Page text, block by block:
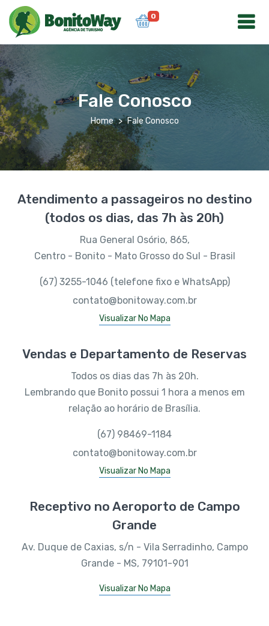
0
Fale Conosco
Home Fale Conosco
Atendimento a passageiros no destino
(todos os dias, das 7h às 20h)
Rua General Osório, 865,
Centro - Bonito - Mato Grosso do Sul - Brasil
(67) 3255-1046 (telefone fixo e WhatsApp)
contato@bonitoway.com.br
Visualizar No Mapa
Vendas e Departamento de Reservas
Todos os dias das 7h às 20h.
Lembrando que Bonito possui 1 hora a menos em
relação ao horário de Brasília.
(67) 98469-1184
contato@bonitoway.com.br
Visualizar No Mapa
Receptivo no Aeroporto de Campo
Grande
Av. Duque de Caxias, s/n - Vila Serradinho, Campo
Grande - MS, 79101-901
Visualizar No Mapa